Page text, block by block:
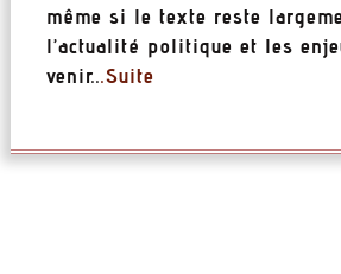
même si le texte reste
l’actualité politique et les
venir...Suite